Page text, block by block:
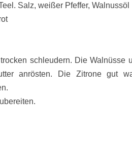
Salz, weißer Pfeffer, Walnussöl
schleudern. Die Walnüsse
anrösten. Die Zitrone gut